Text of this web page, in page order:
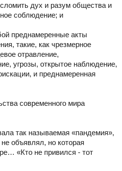
дух и разум общества и
соблюдение; и
преднамеренные акты
такие, как чрезмерное
отравление,
угрозы, открытое наблюдение,
и преднамеренная
современного мира
так называемая «пандемия»,
объявлял, но которая
«Кто не привился - тот